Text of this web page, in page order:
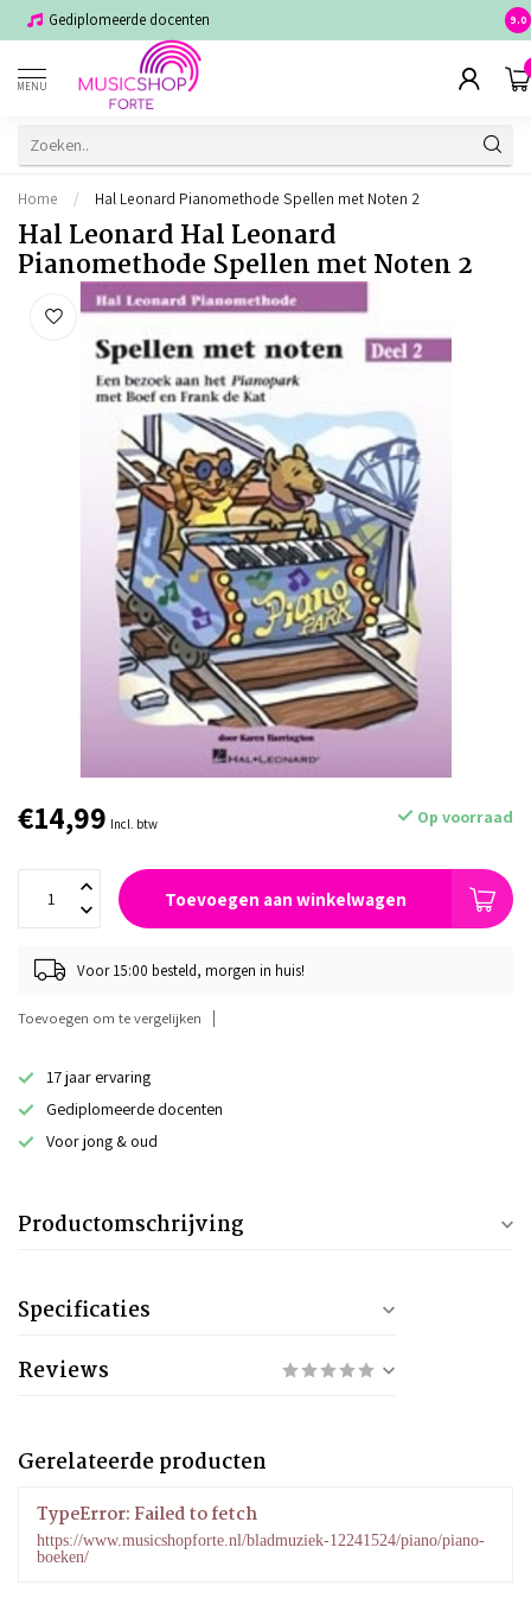
Gediplomeerde docenten 9.0
MENU
Home / Hal Leonard Pianomethode Spellen met Noten 2
Hal Leonard Hal Leonard
Pianomethode Spellen met Noten 2
€14,99 Incl. btw Op voorraad
Toevoegen aan winkelwagen
Voor 15:00 besteld, morgen in huis!
Toevoegen om te vergelijken
17 jaar ervaring
Gediplomeerde docenten
Voor jong & oud
Productomschrijving
Specificaties
Reviews
Gerelateerde producten
TypeError: Failed to fetch
https://www.musicshopforte.nl/bladmuziek-12241524/piano/piano-
boeken/